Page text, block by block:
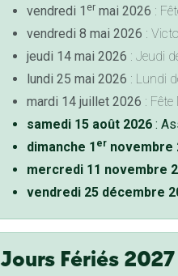
vendredi 1 ermai 2026 :
vendredi 8 mai 2026 :
jeudi 14 mai 2026 : Jeudi
lundi 25 mai 2026 : Lundi
mardi 14 juillet 2026 : Fête
samedi 15 août 2026:
dimanche 1 ernovembre
mercredi 11 novembre
vendredi 25 décembre
Jours Fériés 2027